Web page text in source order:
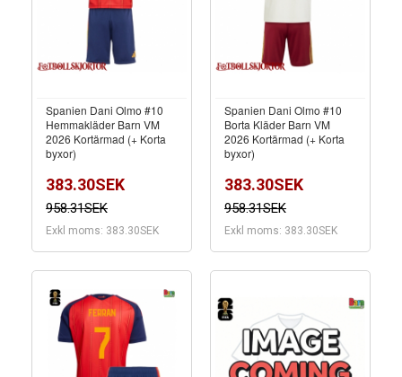
Spanien Dani Olmo #10
Hemmakläder Barn VM
2026 Kortärmad (+ Korta
byxor)
383.30SEK
958.31SEK
Exkl moms: 383.30SEK
Spanien Dani Olmo #10
Borta Kläder Barn VM
2026 Kortärmad (+ Korta
byxor)
383.30SEK
958.31SEK
Exkl moms: 383.30SEK